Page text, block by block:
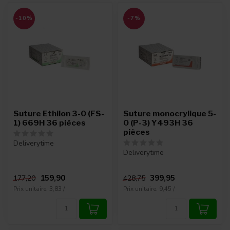
-10%
Suture Ethilon 3-0 (FS-
1) 669H 36 pièces
Deliverytime
177,20 159,90
Prix unitaire: 3,83 /
-7%
Suture monocrylique 5-
0 (P-3) Y493H 36
pièces
Deliverytime
428,75 399,95
Prix unitaire: 9,45 /